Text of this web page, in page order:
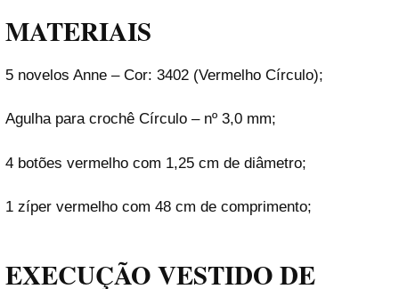
MATERIAIS
5 novelos Anne – Cor: 3402 (Vermelho Círculo);
Agulha para crochê Círculo – nº 3,0 mm;
4 botões vermelho com 1,25 cm de diâmetro;
1 zíper vermelho com 48 cm de comprimento;
EXECUÇÃO VESTIDO DE